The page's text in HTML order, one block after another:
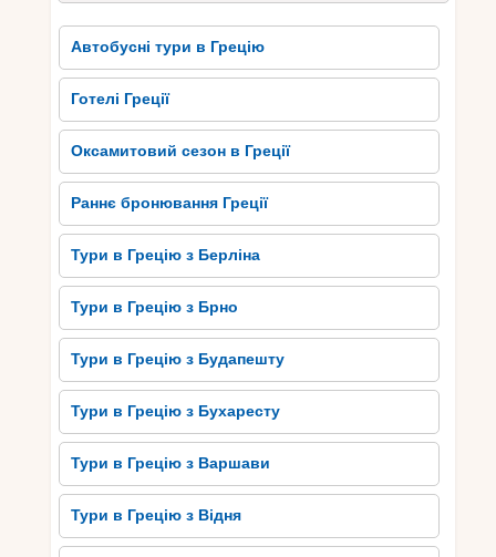
Автобусні тури в Грецію
Готелі Греції
Оксамитовий сезон в Греції
Раннє бронювання Греції
Тури в Грецію з Берліна
Тури в Грецію з Брно
Тури в Грецію з Будапешту
Тури в Грецію з Бухаресту
Тури в Грецію з Варшави
Тури в Грецію з Відня